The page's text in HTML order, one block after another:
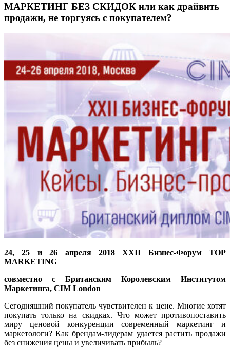
МАРКЕТИНГ БЕЗ СКИДОК или как драйвить
продажи, не торгуясь с покупателем?
24, 25 и 26 апреля 2018 XXII Бизнес-Форум TOP
MARKETING
совместно с Британским Королевским Институтом
Маркетинга, CIM London
Сегодняшний покупатель чувствителен к цене. Многие хотят
покупать только на скидках. Что может противопоставить
миру ценовой конкуренции современный маркетинг и
маркетологи? Как брендам-лидерам удается растить продажи
без снижения цены и увеличивать прибыль?